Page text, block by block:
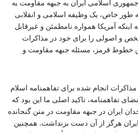
جمهوری اسلامی ایران به جبهه مقاومت به
طور خاص، یک وظیفه اسلامی و انقلابی
اینکه آمریکا همواره نامطمئن و غیرقابل
و اصولی را برای خود در مذاکرات
خطوط قرمز، مسئله جبهه مقاومت و
انجام شده برای تفاهمنامه اسلام
تفاهمنامه، تاکید اصلی ما این بود که
ایران در جبهه مقاومت در متن گنجانده
هرگز از آن دست برنداشت. همچنین